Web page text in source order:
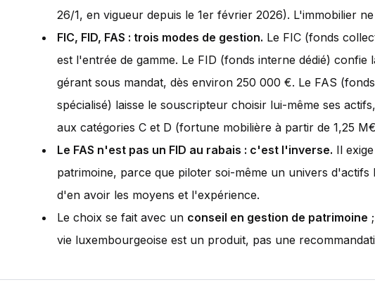
26/1, en vigueur depuis le 1er février 2026). L'immobilier
FIC, FID, FAS : trois modes de gestion. Le FIC (fonds
est l'entrée de gamme. Le FID (fonds interne dédié) confie
gérant sous mandat, dès environ 250 000 €. Le FAS
spécialisé) laisse le souscripteur choisir lui-même ses
aux catégories C et D (fortune mobilière à partir de 1,25
Le FAS n'est pas un FID au rabais : c'est l'inverse. Il
patrimoine, parce que piloter soi-même un univers d'actifs
d'en avoir les moyens et l'expérience.
Le choix se fait avec un conseil en gestion de patrimoine
vie luxembourgeoise est un produit, pas une